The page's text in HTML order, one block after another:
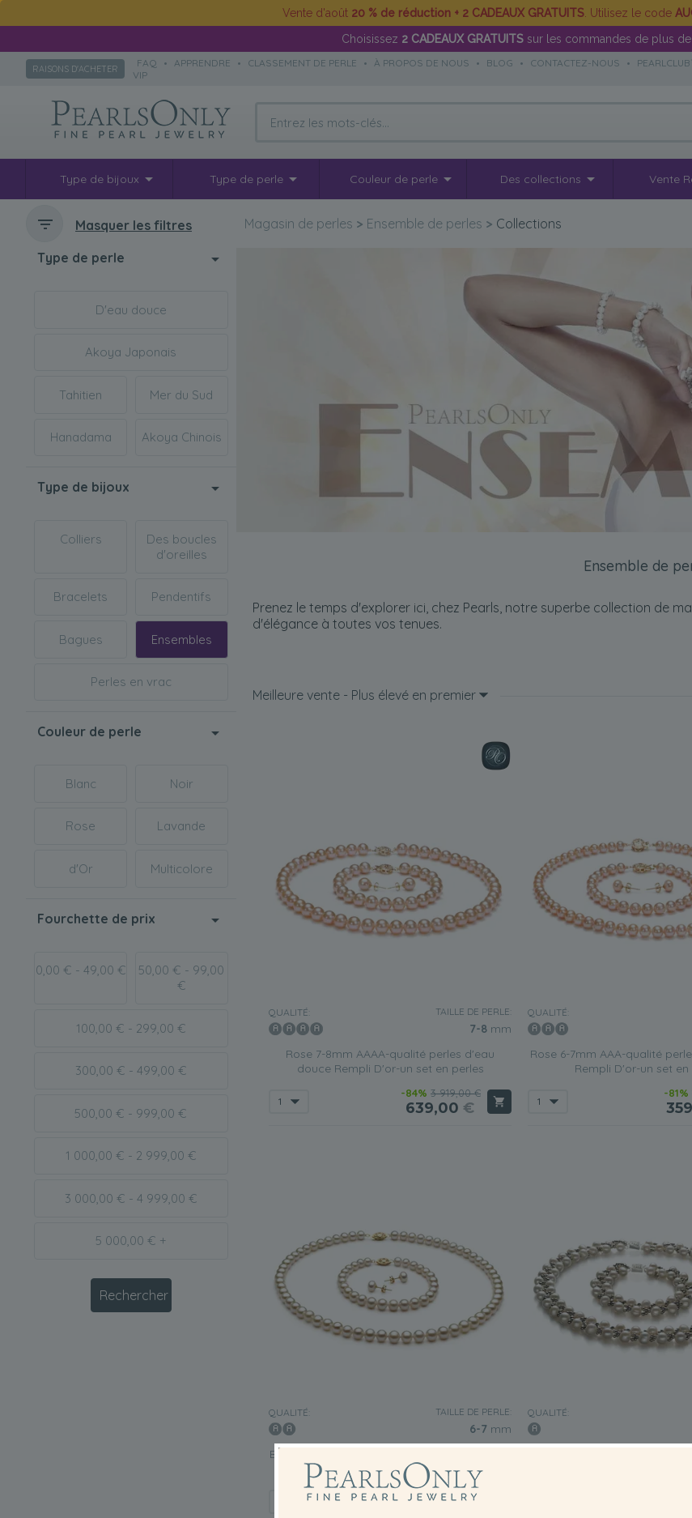
Vente d'août 20 % de réduction + 2 CADEAUX GRATUITS . Utilisez le code
Choisissez 2 CADEAUX GRATUITS sur les commandes de plus de
RAISONS D'ACHETER FAQ • APPRENDRE • CLASSEMENT DE PERLE • À PROPOS DE NOUS • BLOG • CONTACTEZ-NOUS •
VIP
Type de bijoux Type de perle Couleur de perle Des collections Vente
Type de perle
D'eau douce
Akoya Japonais
Tahitien Mer du Sud
Hanadama Akoya Chinois
Type de bijoux
Colliers
Des boucles
d'oreilles
Bracelets Pendentifs
Bagues Ensembles
Perles en vrac
Couleur de perle
Blanc Noir
Rose Lavande
d'Or Multicolore
Fourchette de prix
0,00 € - 49,00 €
50,00 € - 99,00
€
100,00 € - 299,00 €
300,00 € - 499,00 €
500,00 € - 999,00 €
1 000,00 € - 2 999,00 €
3 000,00 € - 4 999,00 €
5 000,00 € +
Masquer les filtres Magasin de perles > Ensemble de perles > Collections
Ensemble de
Prenez le temps d'explorer ici, chez Pearls, notre superbe collection de
d'élégance à toutes vos tenues.
Meilleure vente - Plus élevé en premier
QUALITÉ: TAILLE DE PERLE:
7-8 mm
Rose 7-8mm AAAA-qualité perles d'eau
douce Rempli D'or-un set en perles
-84% 3 919,00 €
639,00 €
QUALITÉ:
Rose 6-7mm AAA-qualité
Rempli D'or-un set en
-81%
QUALITÉ: TAILLE DE PERLE:
6-7 mm
Blanc 6-7mm AA-qualité perles d'eau douce -
un set en perles
-79%1 399,00 €
QUALITÉ: